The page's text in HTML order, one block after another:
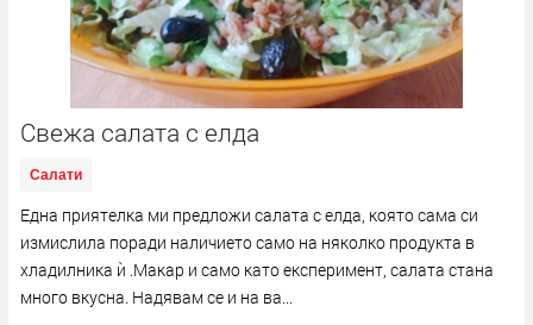
Свежа салата с елда
Салати
Една приятелка ми предложи салата с елда, която сама си
измислила поради наличието само на няколко продукта в
хладилника ѝ .Макар и само като експеримент, салата стана
много вкусна. Надявам се и на ва...